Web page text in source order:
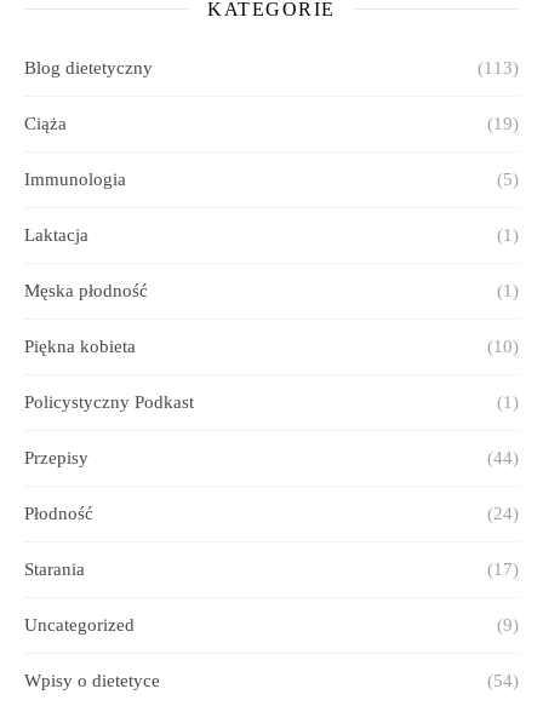
KATEGORIE
Blog dietetyczny (113)
Ciąża (19)
Immunologia (5)
Laktacja (1)
Męska płodność (1)
Piękna kobieta (10)
Policystyczny Podkast (1)
Przepisy (44)
Płodność (24)
Starania (17)
Uncategorized (9)
Wpisy o dietetyce (54)